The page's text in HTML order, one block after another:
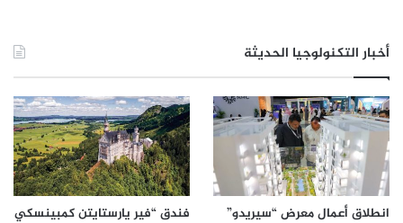
في أحد حوارات ليكول في دبي عن الرابط بين “الخط العربي
وتصميم المجوهرات” مما ألهمنا إلى التعاون أكثر والعمل على هذا
المشروع المبني على فلسفة عميقة ألا وهي “أزهار ملؤها القيم”.
أخبار التكنولوجيا الحديثة
انطلاق أعمال معرض “سيريدو”
فندق “فير يارستايتن كمبينسكي